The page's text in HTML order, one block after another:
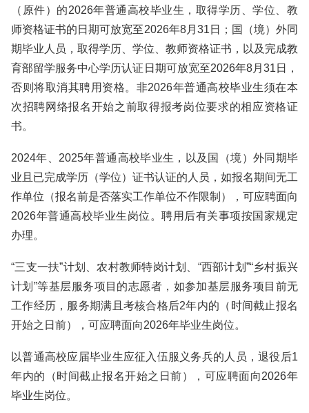
（原件）的2026年普通高校毕业生，取得学历、学位、教
师资格证书的日期可放宽至2026年8月31日；国（境）外同
期毕业人员，取得学历、学位、教师资格证书，以及完成教
育部留学服务中心学历认证日期可放宽至2026年8月31日，
否则将取消其聘用资格。非2026年普通高校毕业生须在本
次招聘网络报名开始之前取得报考岗位要求的相应资格证
书。
2024年、2025年普通高校毕业生，以及国（境）外同期毕
业且已完成学历（学位）证书认证的人员，如报名期间无工
作单位（报名前是否落实工作单位不作限制），可应聘面向
2026年普通高校毕业生岗位。聘用后有关事项按国家规定
办理。
“三支一扶”计划、农村教师特岗计划、“西部计划”“乡村振兴
计划”等基层服务项目的志愿者，如参加基层服务项目前无
工作经历，服务期满且考核合格后2年内的（时间截止报名
开始之日前），可应聘面向2026年毕业生岗位。
以普通高校应届毕业生应征入伍服义务兵的人员，退役后1
年内的（时间截止报名开始之日前），可应聘面向2026年
毕业生岗位。